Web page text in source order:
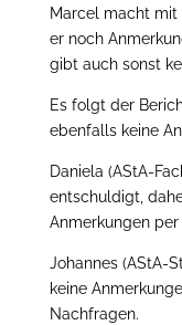
Marcel macht mit
er noch
gibt auch sonst
Es folgt der
ebenfalls keine
Daniela (AStA-
entschuldigt,
Anmerkungen
Johannes (AStA-
keine
Nachfragen.